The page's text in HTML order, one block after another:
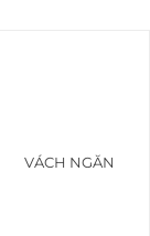
VÁCH NGĂN